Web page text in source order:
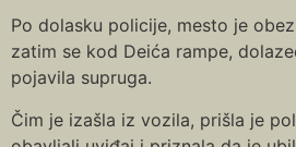
Po dolasku policije, mesto je
zatim se kod Deića rampe,
pojavila supruga.
Čim je izašla iz vozila, prišla je